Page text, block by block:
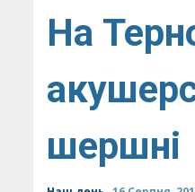
На
шершні